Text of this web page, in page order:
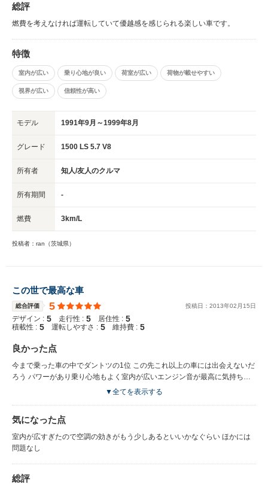
総評
燃費を考えなければ運転していて優越感を感じられる楽しい車です。
特徴
室内が広い 乗り心地が良い 荷室が広い 荷物が載せやすい
視界が広い 信頼性が高い
モデル 1991年9月～1999年8月
グレード 1500 LS 5.7 V8
所有者 知人/友人のクルマ
所有期間 -
燃費 3km/L
投稿者：ran（茨城県）
この世で最高な車
総合評価 5 投稿日： 2013年02 月 15日
デザイン : 5 走行性 : 5 居住性 : 5
積載性 : 5 運転しやすさ : 5 維持費 : 5
良かった点
今まで乗った車の中でダントツの1位 この先これ以上の車には出会えないだ
ろう パワーがあり乗り心地もよく室内が広いエンジン音が最高に気持ちよ
かった 家族4人がゆったり乗れて、寝泊りもできて、いろんな所に行った
▼全てを表示する
気になった点
室内が広すぎたので空調の効きがもう少しあるといいかなぐらい ほかには
問題なし
総評